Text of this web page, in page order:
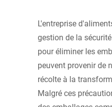
L'entreprise
gestion de la
pour éliminer les
peuvent provenir de
récolte à la
Malgré ces